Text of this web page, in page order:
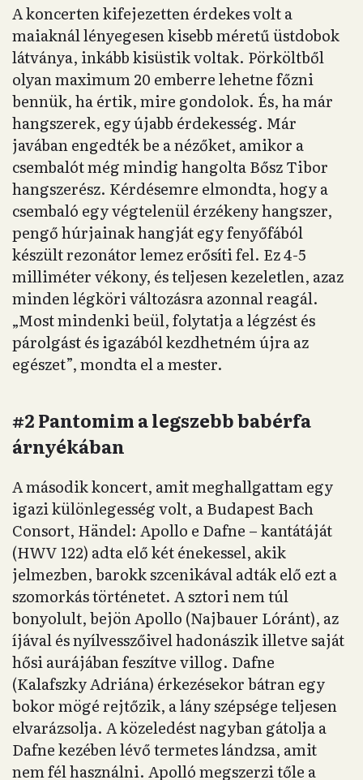
A koncerten kifejezetten érdekes volt a
maiaknál lényegesen kisebb méretű üstdobok
látványa, inkább kisüstik voltak. Pörköltből
olyan maximum 20 emberre lehetne főzni
bennük, ha értik, mire gondolok. És, ha már
hangszerek, egy újabb érdekesség. Már
javában engedték be a nézőket, amikor a
csembalót még mindig hangolta Bősz Tibor
hangszerész. Kérdésemre elmondta, hogy a
csembaló egy végtelenül érzékeny hangszer,
pengő húrjainak hangját egy fenyőfából
készült rezonátor lemez erősíti fel. Ez 4-5
milliméter vékony, és teljesen kezeletlen, azaz
minden légköri változásra azonnal reagál.
„Most mindenki beül, folytatja a légzést és
párolgást és igazából kezdhetném újra az
egészet”, mondta el a mester.
#2 Pantomim a legszebb babérfa
árnyékában
A második koncert, amit meghallgattam egy
igazi különlegesség volt, a Budapest Bach
Consort, Händel: Apollo e Dafne – kantátáját
(HWV 122) adta elő két énekessel, akik
jelmezben, barokk szcenikával adták elő ezt a
szomorkás történetet. A sztori nem túl
bonyolult, bejön Apollo (Najbauer Lóránt), az
íjával és nyílvesszőivel hadonászik illetve saját
hősi aurájában feszítve villog. Dafne
(Kalafszky Adriána) érkezésekor bátran egy
bokor mögé rejtőzik, a lány szépsége teljesen
elvarázsolja. A közeledést nagyban gátolja a
Dafne kezében lévő termetes lándzsa, amit
nem fél használni. Apolló megszerzi tőle a